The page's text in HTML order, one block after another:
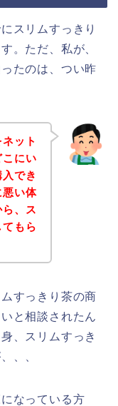
スリムすっきり
。ただ、私が、
たのは、つい昨
ット
にい
でき
悪い体
、ス
もら
すっきり茶の商
と相談されたん
、スリムすっき
、、
なっている方